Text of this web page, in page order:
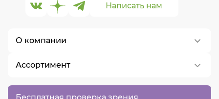
Бесплатная проверка зрения
О компании
О нас
Контакты
Ассортимент
Написать нам